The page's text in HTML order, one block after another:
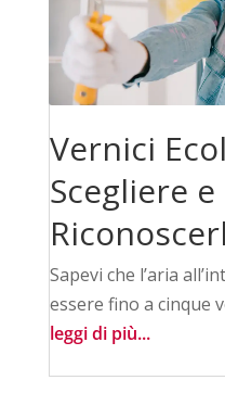
Vernici
Scegliere
Sapevi che l’aria
essere fino a cinque
leggi di più...